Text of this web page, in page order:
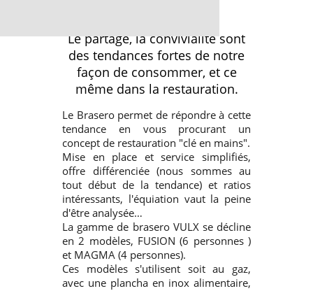
Le partage, la convivialité sont
des tendances fortes de notre
façon de consommer, et ce
même dans la restauration.
Le Brasero permet de répondre à cette
tendance en vous procurant un
concept de restauration "clé en mains".
Mise en place et service simplifiés,
offre différenciée (nous sommes au
tout début de la tendance) et ratios
intéressants, l'équiation vaut la peine
d'être analysée…
La gamme de brasero VULX se décline
en 2 modèles, FUSION (6 personnes )
et MAGMA (4 personnes).
Ces modèles s'utilisent soit au gaz,
avec une plancha en inox alimentaire,